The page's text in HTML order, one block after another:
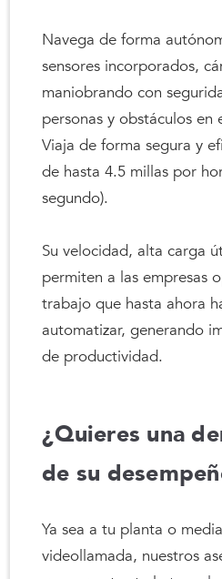
Navega de forma
sensores incorporados,
maniobrando con
personas y obstáculos en
Viaja de forma segura y
de hasta 4.5 millas por
segundo).
Su velocidad, alta carga
permiten a las empresas
trabajo que hasta ahora
automatizar, generando
de productividad.
¿Quieres una
de su
Ya sea a tu planta o
videollamada, nuestros